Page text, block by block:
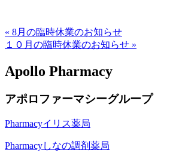
« 8月の臨時休業のお知らせ
１０月の臨時休業のお知らせ »
Apollo Pharmacy
アポロファーマシーグループ
Pharmacyイリス薬局
Pharmacyしなの調剤薬局